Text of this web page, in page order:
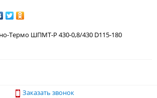
Термо ШПМТ-Р 430-0,8/430 D115-180
Заказать звонок